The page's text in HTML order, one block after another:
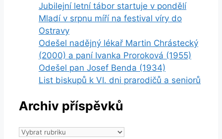
Jubilejní letní tábor startuje v pondělí
Mladí v srpnu míří na festival víry do
Ostravy
Odešel nadějný lékař Martin Chrástecký
(2000) a paní Ivanka Proroková (1955)
Odešel pan Josef Benda (1934)
List biskupů k VI. dni prarodičů a seniorů
Archiv příspěvků
Archiv